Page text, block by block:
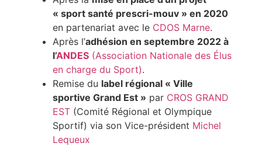
« sport santé prescri-mouv » en 2020
en partenariat avec le CDOS Marne.
Après l’adhésion en septembre 2022 à
l’ANDES (Association Nationale des Élus
en charge du Sport).
Remise du label régional « Ville
sportive Grand Est » par CROS GRAND
EST (Comité Régional et Olympique
Sportif) via son Vice-président Michel
Lequeux